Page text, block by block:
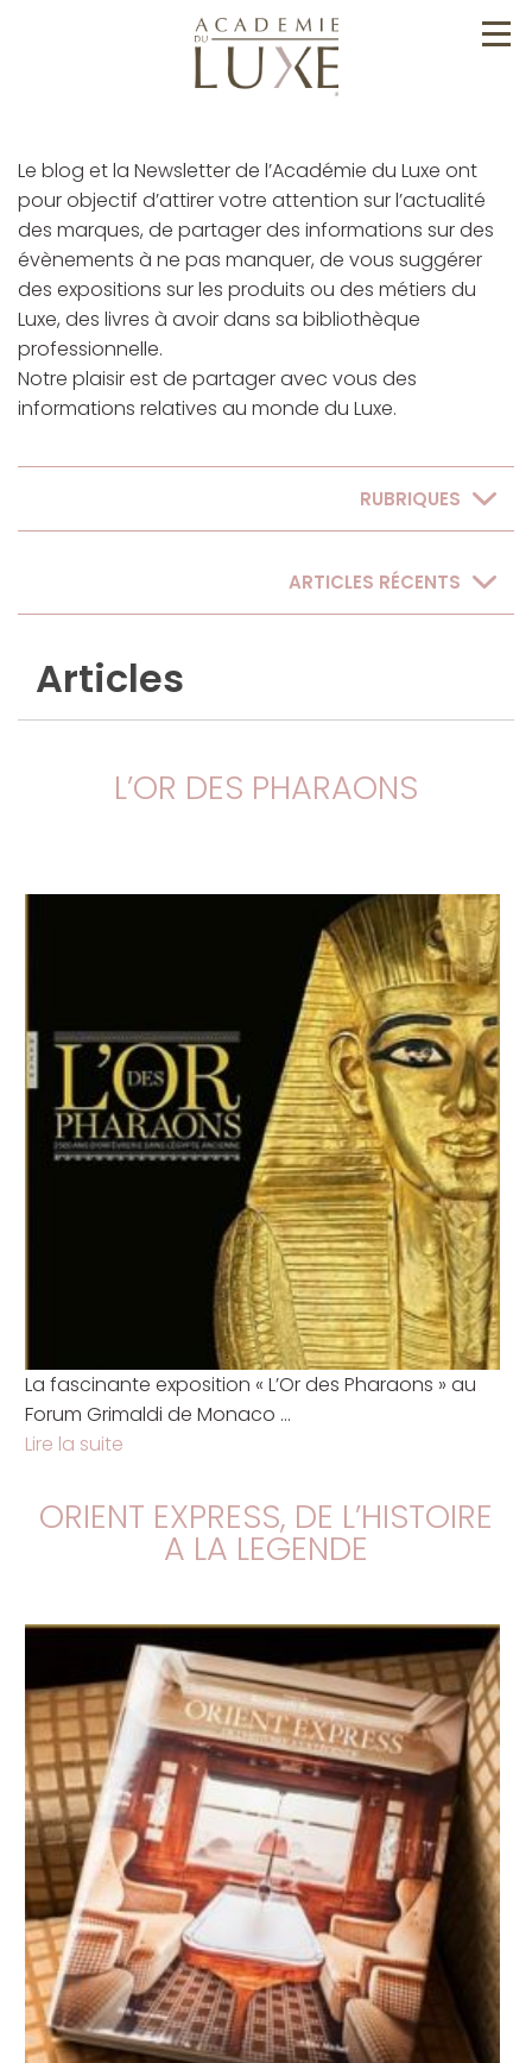
Le blog et la Newsletter de l’Académie du Luxe ont
pour objectif d’attirer votre attention sur l’actualité
des marques, de partager des informations sur des
évènements à ne pas manquer, de vous suggérer
des expositions sur les produits ou des métiers du
Luxe, des livres à avoir dans sa bibliothèque
professionnelle.
Notre plaisir est de partager avec vous des
informations relatives au monde du Luxe.
RUBRIQUES
ARTICLES RÉCENTS
Articles
L’OR DES PHARAONS
La fascinante exposition « L’Or des Pharaons » au
Forum Grimaldi de Monaco ...
Lire la suite
ORIENT EXPRESS, DE L’HISTOIRE
A LA LEGENDE